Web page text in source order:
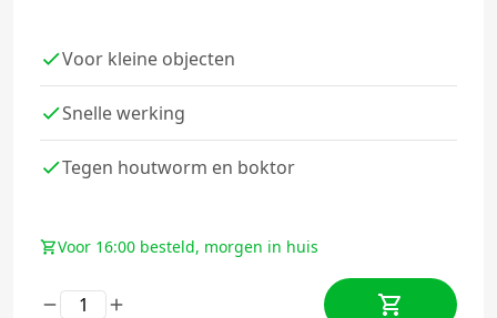
Voor kleine objecten
Snelle werking
Tegen houtworm en boktor
Voor 16:00 besteld, morgen in huis